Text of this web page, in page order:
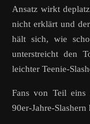
Ansatz wirkt
nicht erklärt und
hält sich, wie
unterstreicht den
leichter Teenie-
Fans von Teil eins
90er-Jahre-